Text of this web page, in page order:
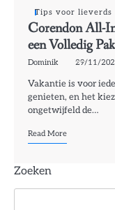
Tips voor lieverds
Corendon All-
een Volledig
Dominik 29/11/
Vakantie is voor
genieten, en het
ongetwijfeld de…
Read More
Zoeken